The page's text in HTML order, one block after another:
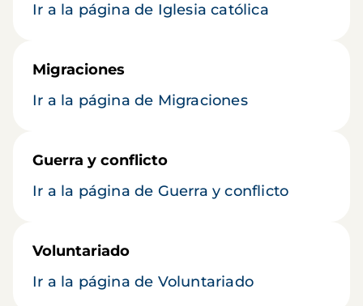
Ir a la página de Iglesia católica
Migraciones
Ir a la página de Migraciones
Guerra y conflicto
Ir a la página de Guerra y conflicto
Voluntariado
Ir a la página de Voluntariado